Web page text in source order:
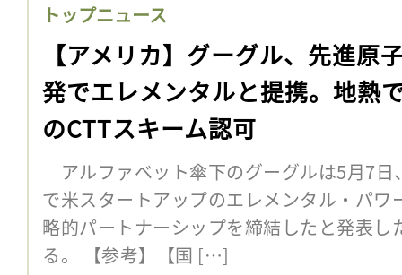
トップニュース
【アメリカ】グーグル、先進原
発でエレメンタルと提携。地熱
のCTTスキーム認可
アルファベット傘下のグーグルは5月7日
で米スタートアップのエレメンタル・パ
略的パートナーシップを締結したと発表し
る。 【参考】【国 […]